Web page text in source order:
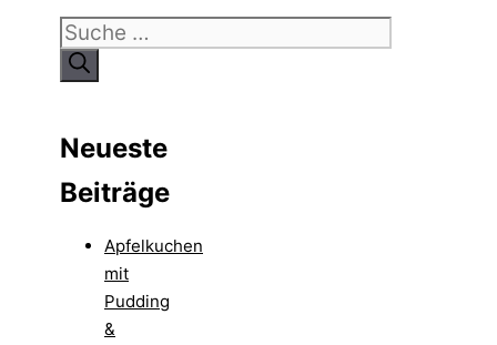
Suche
nach:
Neueste
Beiträge
Apfelkuchen
mit
Pudding
&